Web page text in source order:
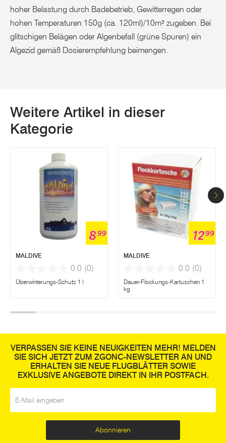
hoher Belastung durch Badebetrieb, Gewitterregen oder
hohen Temperaturen 150g (ca. 120ml)/10m³ zugeben. Bei
glitschigen Belägen oder Algenbefall (grüne Spuren) ein
Algezid gemäß Dosierempfehlung beimengen.
Weitere Artikel in dieser
Kategorie
899
MALDIVE
0.0 (0)
Überwinterungs-Schutz 1 l
1299
MALDIVE
0.0 (0)
Dauer-Flockungs-Kartuschen 1
kg
VERPASSEN SIE KEINE NEUIGKEITEN MEHR! MELDEN
SIE SICH JETZT ZUM ZGONC-NEWSLETTER AN UND
ERHALTEN SIE NEUE FLUGBLÄTTER SOWIE
EXKLUSIVE ANGEBOTE DIREKT IN IHR POSTFACH.
Abonnieren